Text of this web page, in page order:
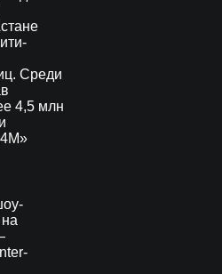
Среди
4,5 млн